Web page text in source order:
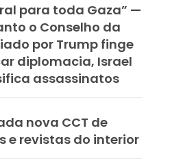
para toda Gaza” —
o Conselho da
por Trump finge
diplomacia, Israel
assassinatos
nova CCT de
e revistas do interior